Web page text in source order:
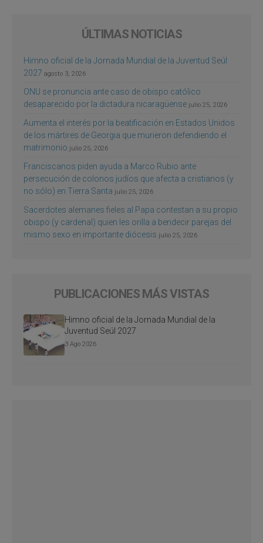
ÚLTIMAS NOTICIAS
Himno oficial de la Jornada Mundial de la Juventud Seúl
2027 agosto 3, 2026
ONU se pronuncia ante caso de obispo católico
desaparecido por la dictadura nicaragüense julio 25, 2026
Aumenta el interés por la beatificación en Estados Unidos
de los mártires de Georgia que murieron defendiendo el
matrimonio julio 25, 2026
Franciscanos piden ayuda a Marco Rubio ante
persecución de colonos judíos que afecta a cristianos (y
no sólo) en Tierra Santa julio 25, 2026
Sacerdotes alemanes fieles al Papa contestan a su propio
obispo (y cardenal) quien les orilla a bendecir parejas del
mismo sexo en importante diócesis julio 25, 2026
PUBLICACIONES MÁS VISTAS
Himno oficial de la Jornada Mundial de la
Juventud Seúl 2027
3 Ago 2026